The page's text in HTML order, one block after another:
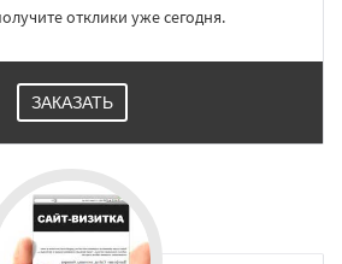
отклики уже сегодня.
ЗАКАЗАТЬ